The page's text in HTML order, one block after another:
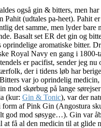
også gin & bitters, men har
Pahit (udtales pa-heet). Pahit
det samme, men lyder bare
Basalt set ER det gin og
oprindelige aromatiske bitter.
Royal Navy en gang i 1800-
er pacifist, sender jeg nu
der i tidens løb har
var jo oprindelig medicin,
mod skørbug på lange
(kur: Gin & Tonic), var der
af Pink Gin (Angostura
god mod søsyge…). Gin var
at få al den medicin til at glide